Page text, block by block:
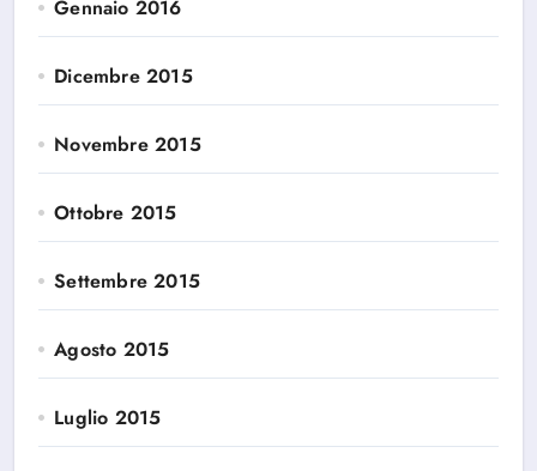
Gennaio 2016
Dicembre 2015
Novembre 2015
Ottobre 2015
Settembre 2015
Agosto 2015
Luglio 2015